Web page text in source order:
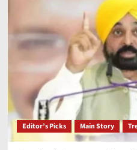
Editor’s Picks Main Story